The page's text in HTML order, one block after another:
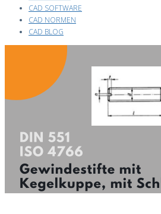
CAD SOFTWARE
CAD NORMEN
CAD BLOG